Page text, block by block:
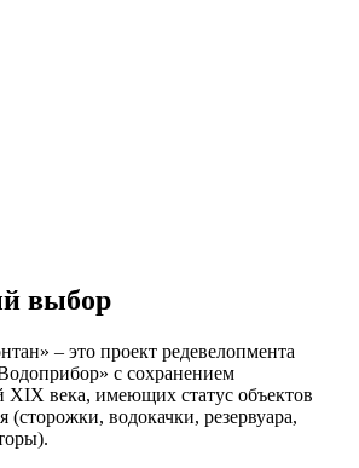
выбор
– это проект редевелопмента
с сохранением
XIX века, имеющих статус объектов
(сторожки, водокачки, резервуара,